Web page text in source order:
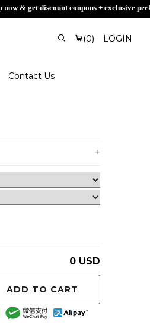
(0) LOGIN
Contact Us
0 USD
ADD TO CART